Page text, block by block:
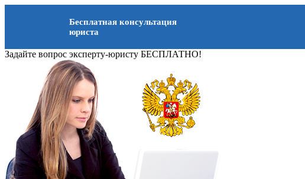
Бесплатная консультация
юриста
Задайте вопрос эксперту-юристу БЕСПЛАТНО!